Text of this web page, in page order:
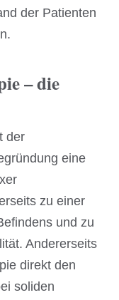
der Patienten
– die
der
eine
zu einer
und zu
Andererseits
direkt den
soliden